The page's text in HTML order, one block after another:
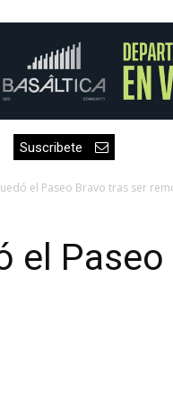
Suscribete
el Paseo Bravo tras ser
el